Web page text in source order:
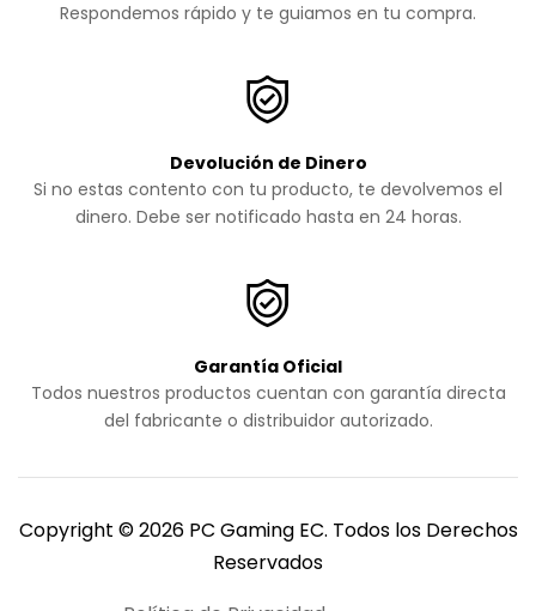
Respondemos rápido y te guiamos en tu compra.
Devolución de Dinero
Si no estas contento con tu producto, te devolvemos el
dinero. Debe ser notificado hasta en 24 horas.
Garantía Oficial
Todos nuestros productos cuentan con garantía directa
del fabricante o distribuidor autorizado.
Copyright © 2026 PC Gaming EC. Todos los Derechos
Reservados